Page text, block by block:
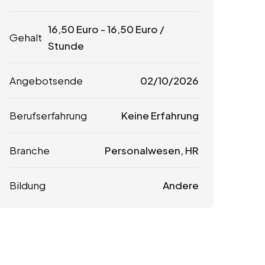
Gehalt
16,50 Euro -16,50 Euro /
Stunde
Angebotsende 02/10/2026
Berufserfahrung Keine Erfahrung
Branche Personalwesen, HR
Bildung Andere